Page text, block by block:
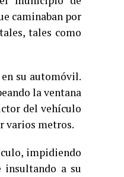
caminaban por
tales como
su automóvil.
la ventana
del vehículo
varios metros.
impidiendo
insultando a su